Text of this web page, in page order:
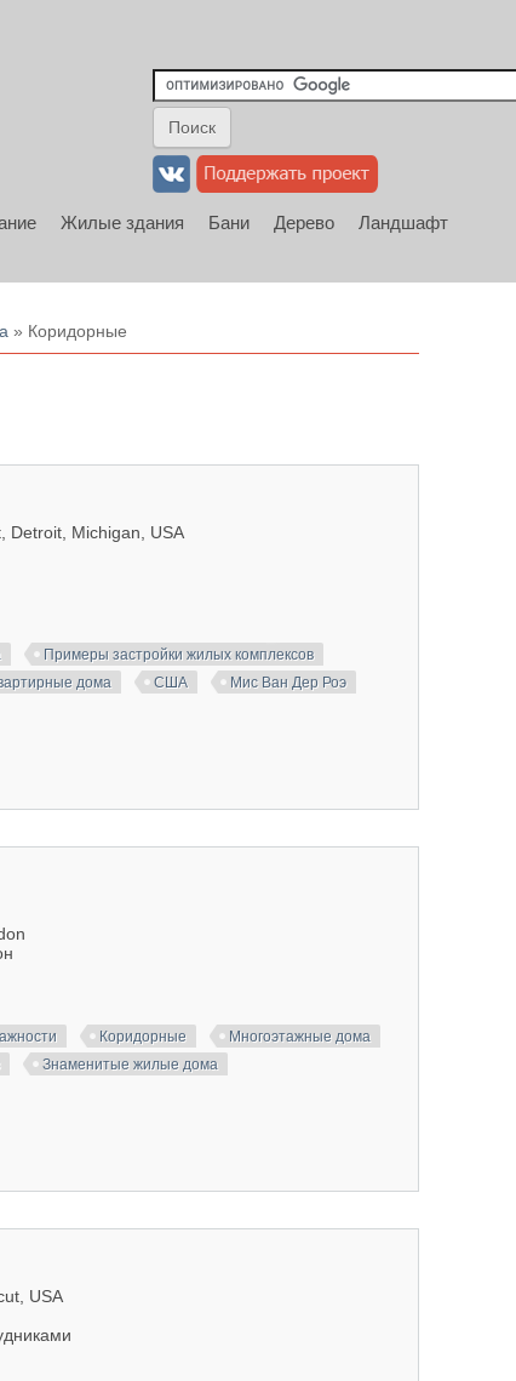
Жилые здания Бани Дерево
Ландшафт
» Коридорные
Detroit, Michigan, USA
Примеры застройки жилых комплексов
дома США Мис Ван Дер Роэ
Коридорные
Многоэтажные дома
Знаменитые жилые дома
USA